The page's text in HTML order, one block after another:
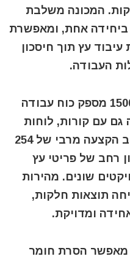
המכונה משלבת
ביחידה אחת, ומאפשרת
עץ תוך חיסכון
העבודה.
המנוע העוצמתי בהספק 1500W מספק כוח עבודה
גם עם קורות, לוחות
עץ וחומרי גלם גדולים. רוחב הקצעה מרבי של 254
רחב של פריטי עץ
שונים. מהירות
מבטיחה תוצאות חלקות,
ומדויקת.
של עד 2 מ"מ מאפשר הסרת חומר